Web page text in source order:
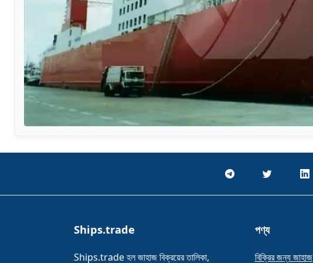
Ships.trade
Ships.trade হল জাহাজ বিক্রয়ের তালিকা,
পণ্য
বিক্রির জন্য জাহাজ